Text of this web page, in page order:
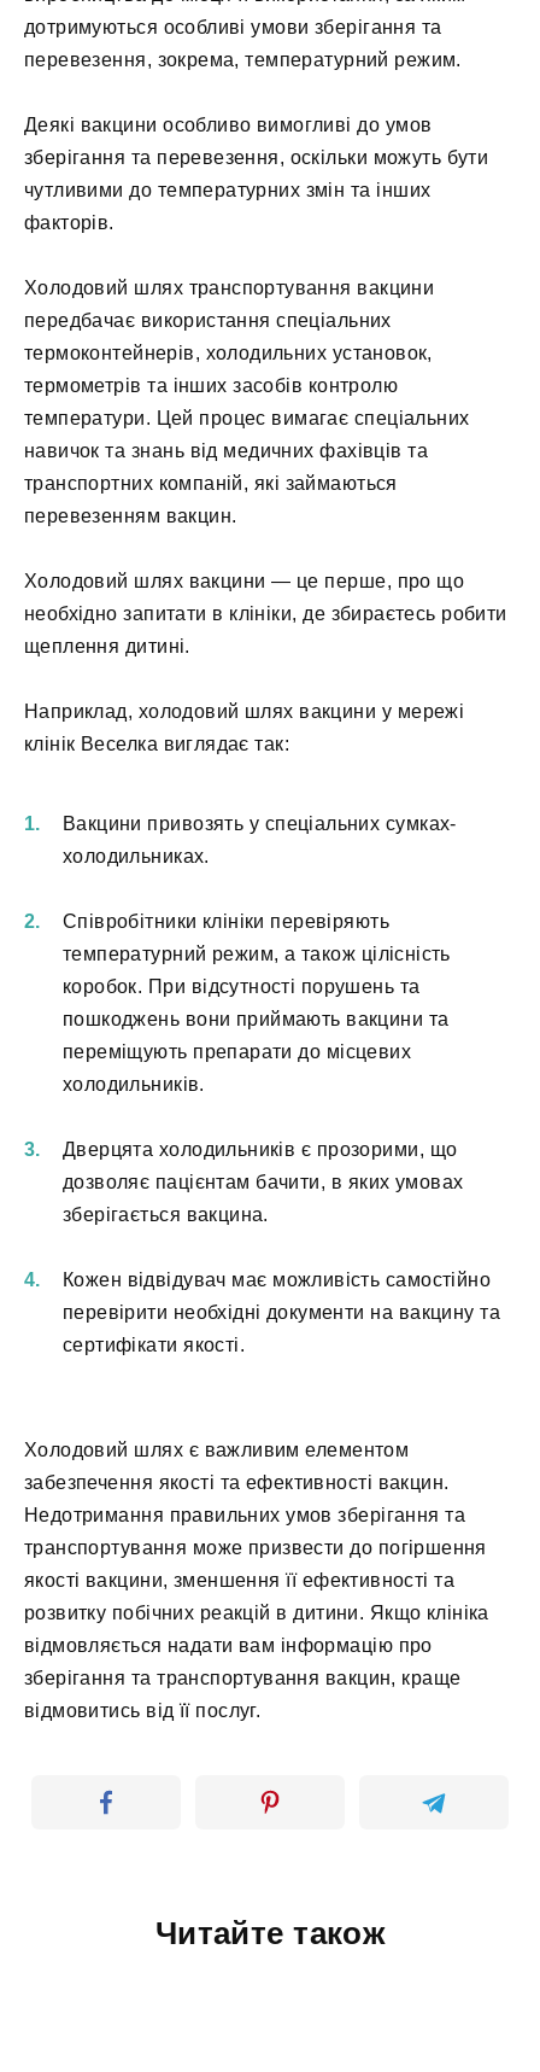
дотримуються особливі умови зберігання та
перевезення, зокрема, температурний режим.
Деякі вакцини особливо вимогливі до умов
зберігання та перевезення, оскільки можуть бути
чутливими до температурних змін та інших
факторів.
Холодовий шлях транспортування вакцини
передбачає використання спеціальних
термоконтейнерів, холодильних установок,
термометрів та інших засобів контролю
температури. Цей процес вимагає спеціальних
навичок та знань від медичних фахівців та
транспортних компаній, які займаються
перевезенням вакцин.
Холодовий шлях вакцини — це перше, про що
необхідно запитати в клініки, де збираєтесь робити
щеплення дитині.
Наприклад, холодовий шлях вакцини у мережі
клінік Веселка виглядає так:
Вакцини привозять у спеціальних сумках-
холодильниках.
Співробітники клініки перевіряють
температурний режим, а також цілісність
коробок. При відсутності порушень та
пошкоджень вони приймають вакцини та
переміщують препарати до місцевих
холодильників.
Дверцята холодильників є прозорими, що
дозволяє пацієнтам бачити, в яких умовах
зберігається вакцина.
Кожен відвідувач має можливість самостійно
перевірити необхідні документи на вакцину та
сертифікати якості.
Холодовий шлях є важливим елементом
забезпечення якості та ефективності вакцин.
Недотримання правильних умов зберігання та
транспортування може призвести до погіршення
якості вакцини, зменшення її ефективності та
розвитку побічних реакцій в дитини. Якщо клініка
відмовляється надати вам інформацію про
зберігання та транспортування вакцин, краще
відмовитись від її послуг.
Читайте також